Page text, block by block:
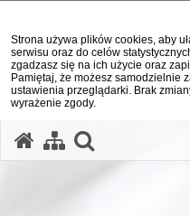
Strona używa plików cookies, aby
serwisu oraz do celów
zgadzasz się na ich użycie oraz
Pamiętaj, że możesz samodzielnie
ustawienia przeglądarki. Brak
wyrażenie zgody.